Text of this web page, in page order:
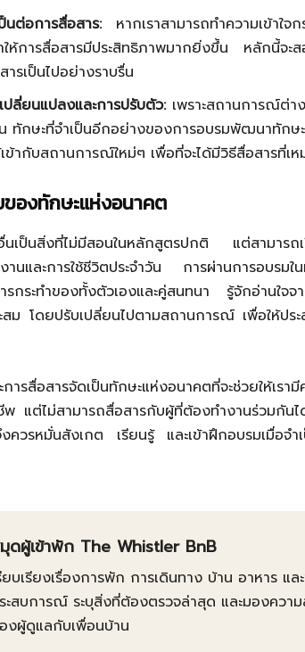
นต่อการสื่อสาร:หากเราสามารถทำความเข้าใจ
การสื่อสารมีประสิทธิภาพมากยิ่งขึ้น หลักนี้จะส
รเป็นไปอย่างราบรื่น
ลี่ยนแปลงและการปรับตัว:เพราะสถานการณ์ต่า
ทักษะที่จำเป็นอีกอย่างของการอบรมพัฒนาทักษะ
ข้ากับสถานการณ์ใหม่ๆ เพื่อที่จะได้มีวิธีสื่อสารที่เห
ของทักษะแห่งอนาคต
นเป็นสิ่งที่ไม่มีสอนในหลักสูตรปกติ แต่สามารถ
านและการใช้ชีวิตประจำวัน การผ่านการอบรม
ารกระทำของทั้งตัวเองและคู่สนทนา รู้จักอ่านใจ
ม โดยปรับเปลี่ยนไปตามสถานการณ์ เพื่อให้ประ
ารสื่อสารจัดเป็นทักษะแห่งอนาคตที่จะช่วยให้เ
พ แต่ไม่สามารถสื่อสารกับผู้ที่ต้องทำงานร่วมกั
ควรหมั่นสังเกต เรียนรู้ และเข้าฝึกอบรมเมื่อจ
ดผู้เข้าพัก The Whistler BnB
ยบเรียงเรื่องการพัก การเดินทาง บ้าน อาหาร แล
ะสบการณ์ ระบุสิ่งที่ต้องตรวจล่าสุด และมองควา
งผู้ดูแลกับเพื่อนบ้าน